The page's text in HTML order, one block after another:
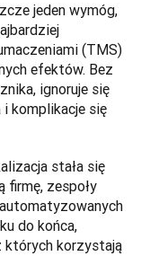
jeden wymóg,
(TMS)
efektów. Bez
ignoruje się
i komplikacje się
stała się
firmę, zespoły
do końca,
których korzystają